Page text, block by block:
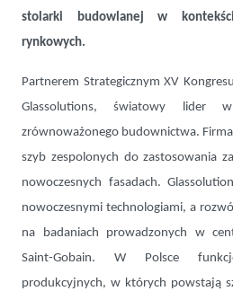
stolarki budowlanej w
rynkowych.
Partnerem Strategicznym XV
Glassolutions, światowy lider
zrównoważonego budownictwa.
szyb zespolonych do zastosowania
nowoczesnych fasadach.
nowoczesnymi technologiami, a
na badaniach prowadzonych w
Saint-Gobain. W Polsce
produkcyjnych, w których powstają